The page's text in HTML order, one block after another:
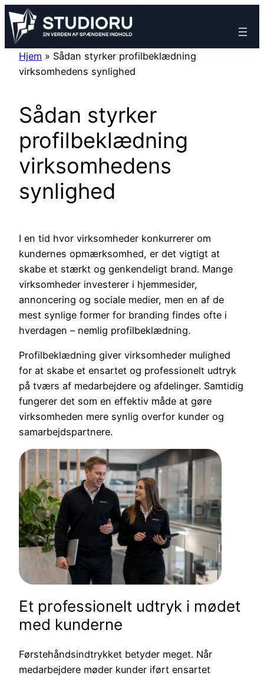
Spring
til
indhold
Hjem » Sådan styrker profilbeklædning
virksomhedens synlighed
Sådan styrker
profilbeklædning
virksomhedens
synlighed
I en tid hvor virksomheder konkurrerer om
kundernes opmærksomhed, er det vigtigt at
skabe et stærkt og genkendeligt brand. Mange
virksomheder investerer i hjemmesider,
annoncering og sociale medier, men en af de
mest synlige former for branding findes ofte i
hverdagen – nemlig profilbeklædning.
Profilbeklædning giver virksomheder mulighed
for at skabe et ensartet og professionelt udtryk
på tværs af medarbejdere og afdelinger. Samtidig
fungerer det som en effektiv måde at gøre
virksomheden mere synlig overfor kunder og
samarbejdspartnere.
Et professionelt udtryk i mødet
med kunderne
Førstehåndsindtrykket betyder meget. Når
medarbejdere møder kunder iført ensartet